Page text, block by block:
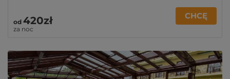
od 420zł
za noc
CHCĘ